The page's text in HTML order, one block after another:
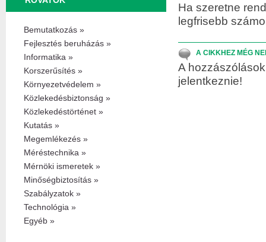
Bemutatkozás »
Fejlesztés beruházás »
Informatika »
Korszerűsítés »
Környezetvédelem »
Közlekedésbiztonság »
Közlekedéstörténet »
Kutatás »
Megemlékezés »
Méréstechnika »
Mérnöki ismeretek »
Minőségbiztosítás »
Szabályzatok »
Technológia »
Egyéb »
Ha szeretne
legfrisebb
A CIKKHEZ MÉG
A
jelentkeznie!